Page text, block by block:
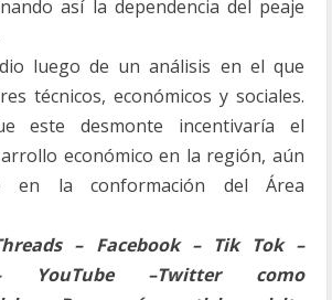
así la dependencia del peaje
luego de un análisis en el que
técnicos, económicos y sociales.
este desmonte incentivaría el
económico en la región, aún
en la conformación del Área
– Facebook – Tik Tok –
YouTube –Twitter como